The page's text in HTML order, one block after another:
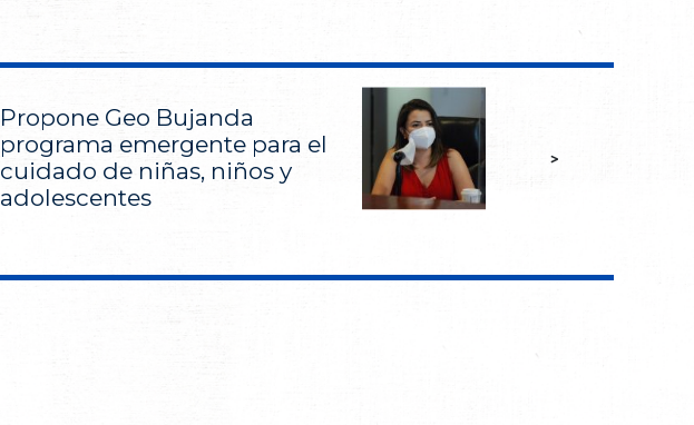
Propone Geo Bujanda
programa emergente para el
cuidado de niñas, niños y
adolescentes
>